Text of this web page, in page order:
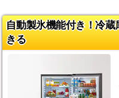
自動製氷機能付き！冷
きる